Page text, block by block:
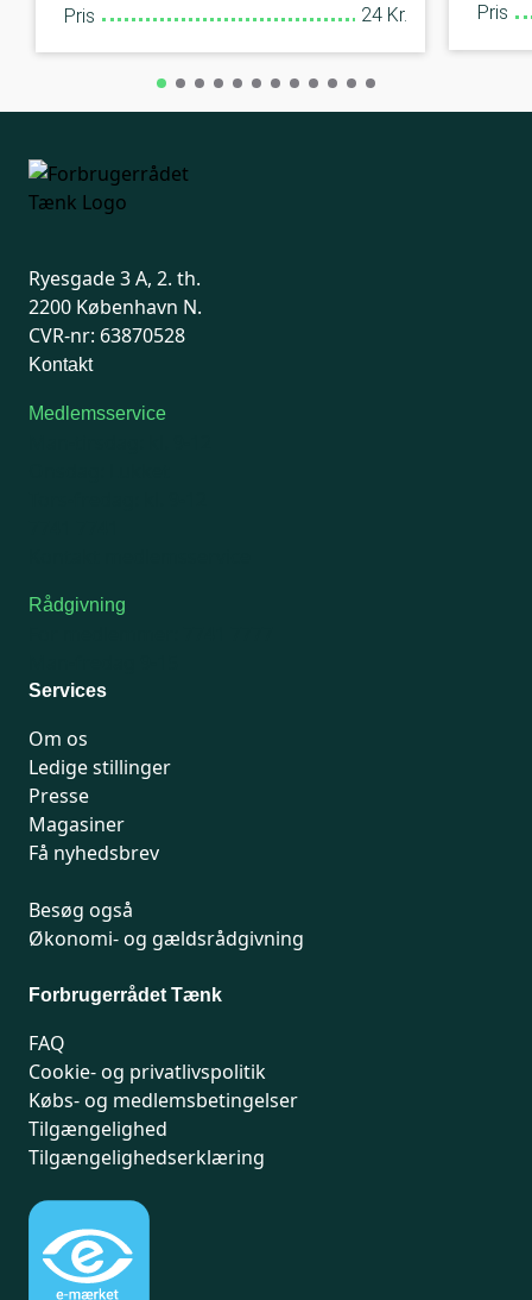
Pris 24 Kr. Pris
Ryesgade 3 A, 2. th.
2200 København N.
CVR-nr: 63870528
Kontakt
Medlemsservice
Rådgivning
Services
Om os
Ledige stillinger
Presse
Magasiner
Få nyhedsbrev
Besøg også
Økonomi- og gældsrådgivning
Forbrugerrådet Tænk
FAQ
Cookie- og privatlivspolitik
Købs- og medlemsbetingelser
Tilgængelighed
Tilgængelighedserklæring